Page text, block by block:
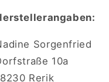
Sorgenfried
10a
Rerik